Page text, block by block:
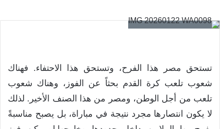
تستحق مصر هذا الفرح، وتستحق هذا الاحتفاء. فهناك
شعوب تلعب كرة القدم بحثاً عن الفوز، وهناك شعوب
تلعب من أجل الوطن، ومصر من هذا الصنف الأخير. لذلك
لا يكون انتصارها مجرد نتيجة في مباراة، بل يصبح مناسبةً